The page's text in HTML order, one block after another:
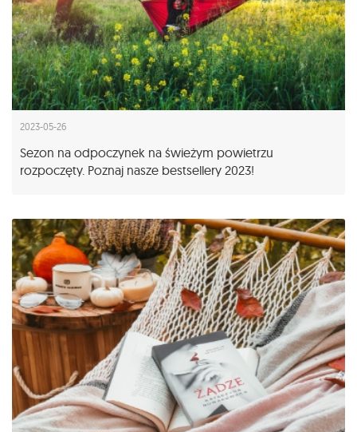
2023-05-26
Sezon na odpoczynek na świeżym powietrzu
rozpoczęty. Poznaj nasze bestsellery 2023!